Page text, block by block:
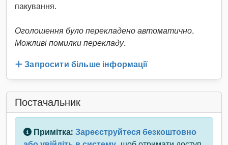
пакування.
Оголошення було перекладено автоматично.
Можливі помилки перекладу.
Запросити більше інформації
Постачальник
Примітка: Зареєструйтеся безкоштовно